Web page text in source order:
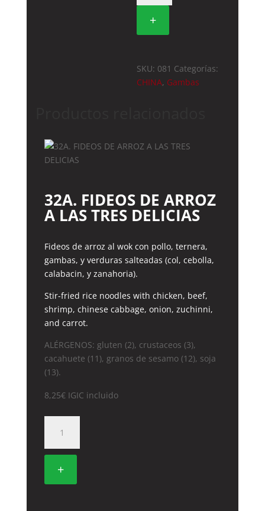
CON
SALSA
PICANTE
+
SKU: 081 Categorías:
CHINA, Gambas
32A. FIDEOS DE ARROZ
A LAS TRES DELICIAS
Fideos de arroz al wok con pollo, ternera,
gambas, y verduras salteadas (col, cebolla,
calabacin, y zanahoria).
Stir-fried rice noodles with chicken, beef,
shrimp, chinese cabbage, onion, zuchinni,
and carrot.
ALÉRGENOS: gluten (2), crustaceos (3),
cacahuete (11), granos de sesamo (12), soja
(13).
8,25€ IGIC incluido
FIDEOS
DE
+